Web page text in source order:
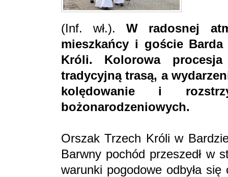
(Inf. wł.).W radosnej
mieszkańcy i goście
Króli. Kolorowa
tradycyjną trasą, a
kolędowanie i
bożonarodzeniowych.
Orszak Trzech Króli w
Barwny pochód przeszedł w
warunki pogodowe odbyła